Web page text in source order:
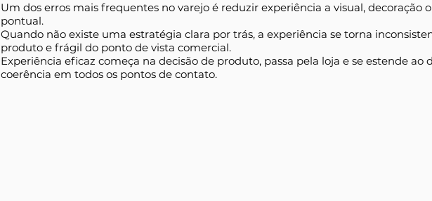
Um dos erros mais frequentes no varejo é reduzir experiência a visual, decoração
pontual.
Quando não existe uma estratégia clara por trás, a experiência se torna
produto e frágil do ponto de vista comercial.
Experiência eficaz começa na decisão de produto, passa pela loja e se estende
coerência em todos os pontos de contato.